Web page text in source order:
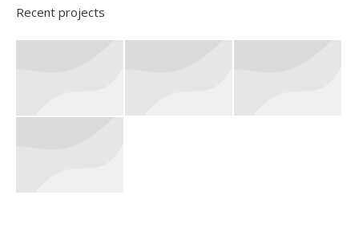
Recent projects